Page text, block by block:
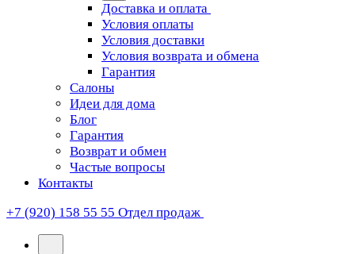
Доставка и оплата
Условия оплаты
Условия доставки
Условия возврата и обмена
Гарантия
Салоны
Идеи для дома
Блог
Гарантия
Возврат и обмен
Частые вопросы
Контакты
+7 (920) 158 55 55 Отдел продаж